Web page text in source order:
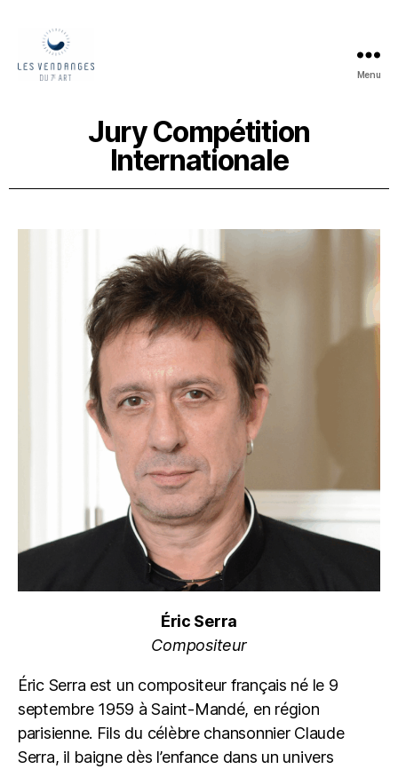
Menu
Jury Compétition
Internationale
Éric Serra
Compositeur
Éric Serra est un compositeur français né le 9
septembre 1959 à Saint-Mandé, en région
parisienne. Fils du célèbre chansonnier Claude
Serra, il baigne dès l’enfance dans un univers